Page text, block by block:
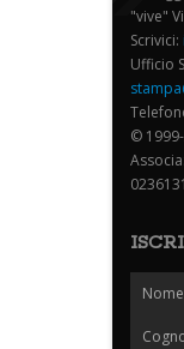
"vive"
Scrivici:
Ufficio
©